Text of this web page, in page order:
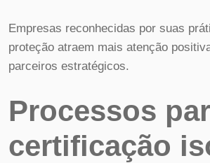
Empresas reconhecidas por suas
proteção atraem mais atenção
parceiros estratégicos.
Processos
certificação